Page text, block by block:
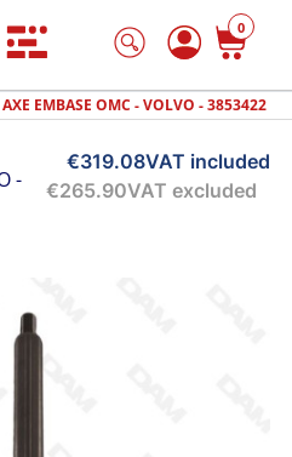
0
AXE EMBASE OMC - VOLVO - 3853422
-
€319.08VAT included
€265.90VAT excluded